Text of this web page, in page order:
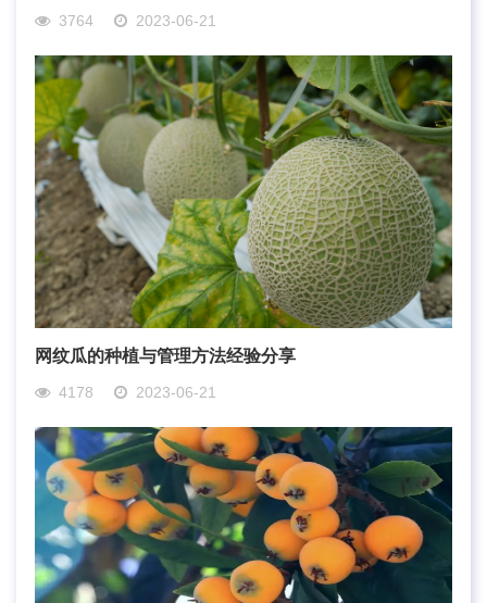
3764 2023-06-21
网纹瓜的种植与管理方法经验分享
4178 2023-06-21